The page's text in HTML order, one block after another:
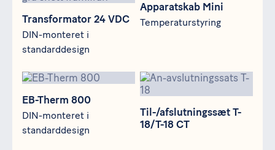
Transformator 24 VDC
DIN-monteret i
standarddesign
Apparatskab Mini
Temperaturstyring
EB-Therm 800
DIN-monteret i
standarddesign
EB-Therm 800
Til-/afslutningssæt T-
18/T-18 CT
Til-/afslutningssæt T-18/T-18